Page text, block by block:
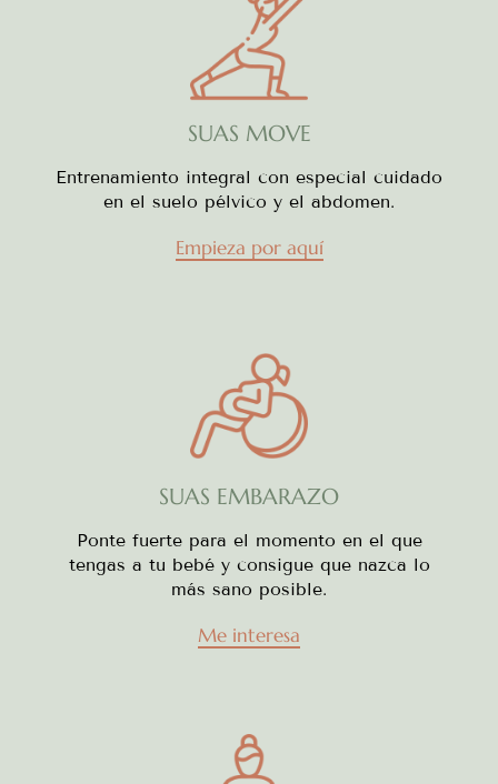
SUAS MOVE
Entrenamiento integral con especial cuidado
en el suelo pélvico y el abdomen.
Empieza por aquí
SUAS EMBARAZO
Ponte fuerte para el momento en el que
tengas a tu bebé y consigue que nazca lo
más sano posible.
Me interesa